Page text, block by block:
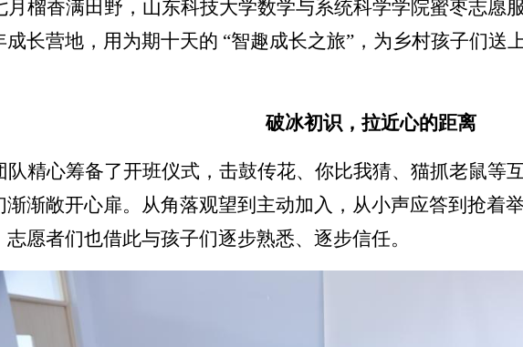
月榴香满田野，山东科技大学数学与系统科学学院蜜枣志愿
成长营地，用为期十天的 “智趣成长之旅”，为乡村孩子们送
破冰初识，拉近心的距离
队精心筹备了开班仪式，击鼓传花、你比我猜、猫抓老鼠等
渐渐敞开心扉。从角落观望到主动加入，从小声应答到抢着
志愿者们也借此与孩子们逐步熟悉、逐步信任。